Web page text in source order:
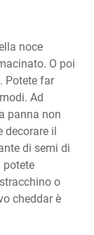
noce
O poi
Potete far
Ad
panna non
decorare il
di semi di
potete
o
cheddar è